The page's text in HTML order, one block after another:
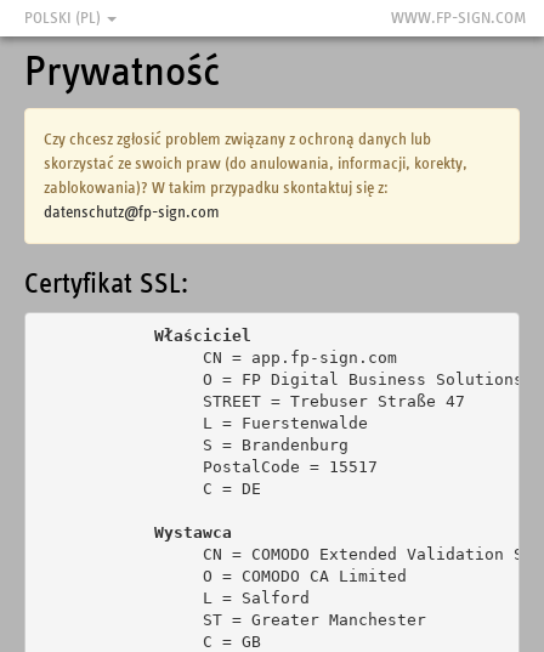
POLSKI (PL) WWW.FP-SIGN.COM
Prywatność
Czy chcesz zgłosić problem związany z ochroną danych lub
skorzystać ze swoich praw (do anulowania, informacji, korekty,
zablokowania)? W takim przypadku skontaktuj się z:
datenschutz@fp-sign.com
Certyfikat SSL:
Właściciel
                 CN = app.fp-sign.com
O = FP Digital Business Solutions
                 STREET = Trebuser Straße 47
                 L = Fuerstenwalde
                 S = Brandenburg
                 PostalCode = 15517
                 C = DE
Wystawca
CN = COMODO Extended Validation
                 O = COMODO CA Limited
                 L = Salford
                 ST = Greater Manchester
                 C = GB